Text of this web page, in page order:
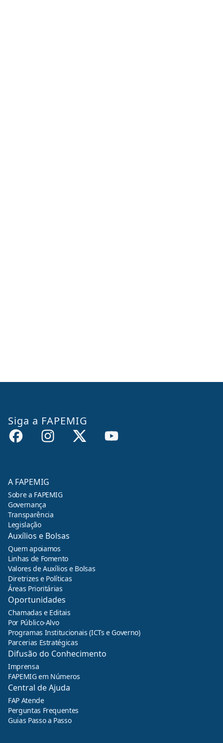
Siga a FAPEMIG
A FAPEMIG
Sobre a FAPEMIG
Governança
Transparência
Legislação
Auxílios e Bolsas
Quem apoiamos
Linhas de Fomento
Valores de Auxílios e Bolsas
Diretrizes e Políticas
Áreas Prioritárias
Oportunidades
Chamadas e Editais
Por Público-Alvo
Programas Institucionais (ICTs e Governo)
Parcerias Estratégicas
Difusão do Conhecimento
Imprensa
FAPEMIG em Números
Central de Ajuda
FAP Atende
Perguntas Frequentes
Guias Passo a Passo